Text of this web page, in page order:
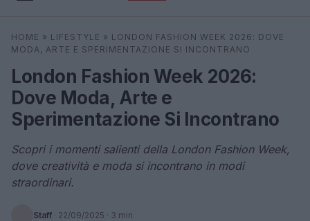
Cerca ⌕ ×
HOME » LIFESTYLE » LONDON FASHION WEEK 2026: DOVE
MODA, ARTE E SPERIMENTAZIONE SI INCONTRANO
London Fashion Week 2026:
Dove Moda, Arte e
Sperimentazione Si Incontrano
Scopri i momenti salienti della London Fashion Week,
dove creatività e moda si incontrano in modi
straordinari.
Staff · 22/09/2025 · 3 min